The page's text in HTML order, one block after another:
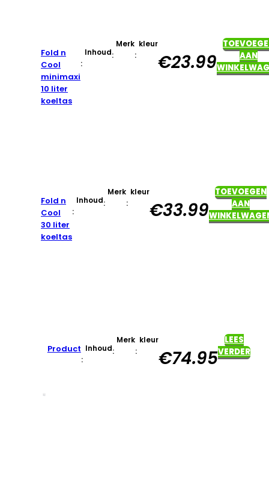
Fold n
Cool
minimaxi
10 liter
koeltas
Inhoud
:
Merk
:
kleur
:
€23.99
AAN
Fold n
Cool
30 liter
koeltas
Inhoud
:
Merk
:
kleur
:
€33.99
TOEVOEGEN
AAN
Product Inhoud
:
Merk
:
kleur
:
€74.95
LEES
VERDER